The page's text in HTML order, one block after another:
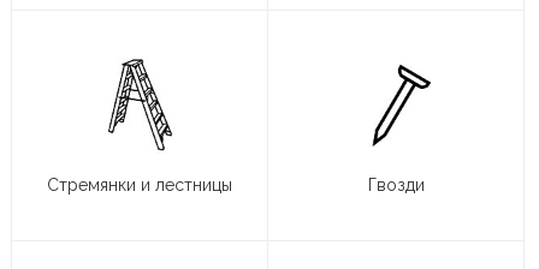
Стремянки и лестницы Гвозди